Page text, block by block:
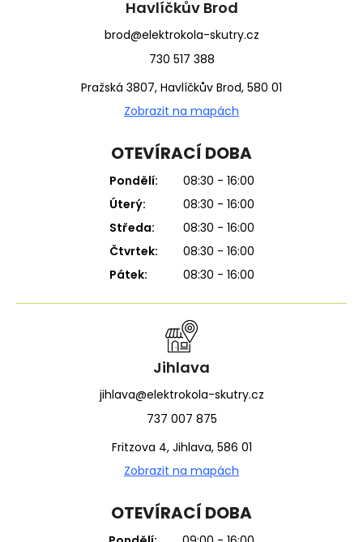
Havlíčkův Brod
brod@elektrokola-skutry.cz
730 517 388
Pražská 3807, Havlíčkův Brod, 580 01
Zobrazit na mapách
OTEVÍRACÍ DOBA
Pondělí:
08:30 - 16:00
Úterý:
08:30 - 16:00
Středa:
08:30 - 16:00
Čtvrtek:
08:30 - 16:00
Pátek:
08:30 - 16:00
Jihlava
jihlava@elektrokola-skutry.cz
737 007 875
Fritzova 4, Jihlava, 586 01
Zobrazit na mapách
OTEVÍRACÍ DOBA